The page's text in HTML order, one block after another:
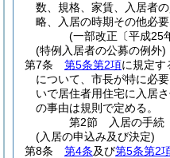
数、規格、家賃、入居者
略、入居の時期その他必要
(一部改正〔平成25
(特例入居者の公募の例外)
第7条
第5条第2項に規定す
について、市長が特に必
いで居住者用住宅に入居
の事由は規則で定める。
第2節
入居の手続
(入居の申込み及び決定)
第8条
第4条及び第5条第2